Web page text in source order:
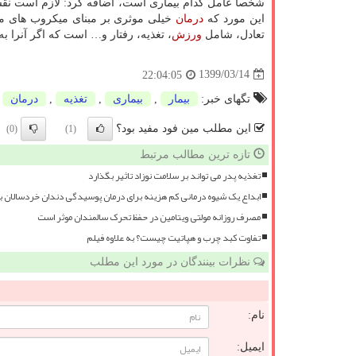
شخصاً عامل کدام بیماری است، اضافه کرد: لازم است
این مورد که درمان خیلی موثری بر مبنای میکروب های
تعادل، شامل ورزش، تغذیه، رفتار و… است که اگر آنرا
1399/03/14
22:04:05
تگهای خبر:
بیمار بیماری تغذیه درمان
این مطلب مین فود مفید بود؟ (1)
(0)
تازه ترین مطالب مرتبط
تغذیه پدر می تواند بر سلامت نوزاد تاثیر بگذارد
ابداع یک شیوه درمانی کم هزینه برای درمان پوسیدگی دندان
مصرف روزانه مولتی ویتامین در حفظ تحرک سالمندان موثر است
تفاوت کبد چرب و هپاتیت چیست؟ به علاوه فیلم
نظرات بینندگان در مورد این مطلب
نام:
ایمیل: